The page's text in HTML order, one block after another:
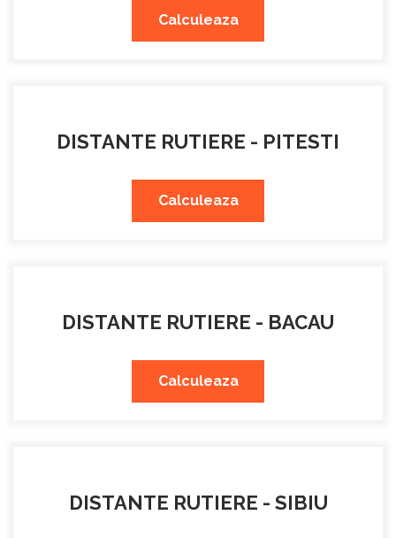
Calculeaza
DISTANTE RUTIERE - PITESTI
Calculeaza
DISTANTE RUTIERE - BACAU
Calculeaza
DISTANTE RUTIERE - SIBIU